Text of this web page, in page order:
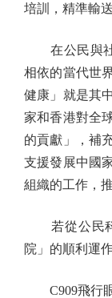
培訓，精準輸
在公民與社
相依的當代世
健康」就是其
家和香港對全
的貢獻」，補
支援發展中國
組織的工作，
若從公民科
院」的順利運
C909飛行眼